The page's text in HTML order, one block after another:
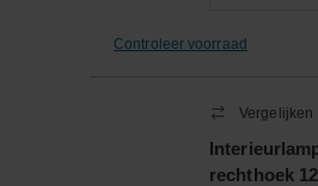
Controleer voorraad
Vergelijken
rechthoek